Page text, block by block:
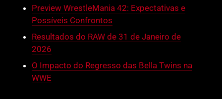
Preview WrestleMania 42: Expectativas e
Possíveis Confrontos
Resultados do RAW de 31 de Janeiro de
2026
O Impacto do Regresso das Bella Twins na
WWE